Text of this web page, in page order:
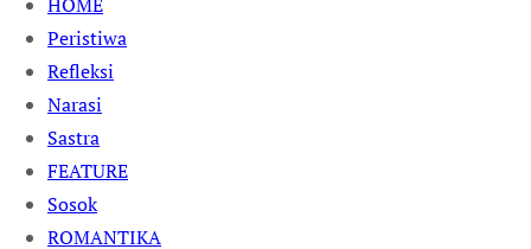
Peristiwa
Refleksi
Narasi
Sastra
FEATURE
Sosok
ROMANTIKA